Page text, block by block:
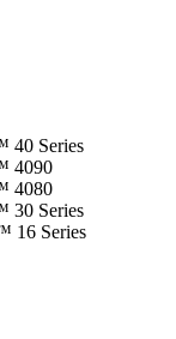
Series
4090
4080
Series
16 Series